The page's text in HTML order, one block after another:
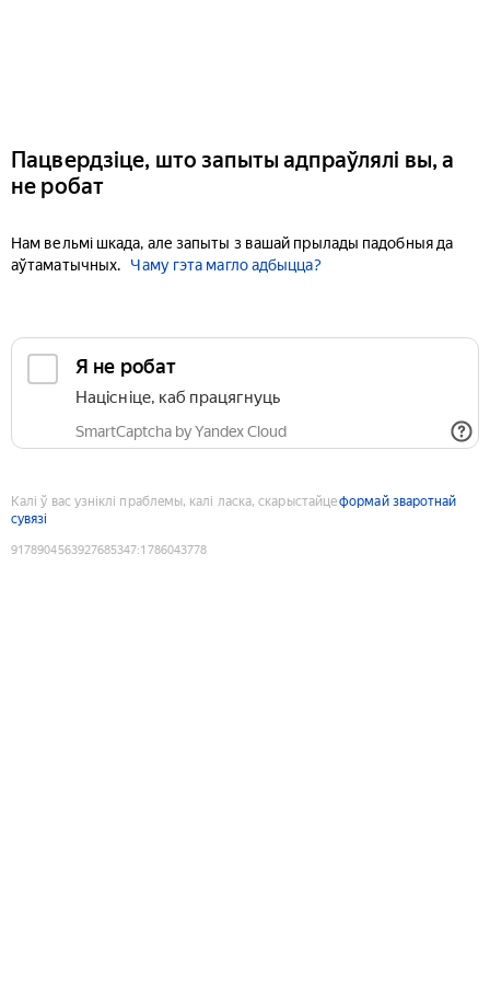
Пацвердзіце, што запыты адпраўлялі вы, а
не робат
Нам вельмі шкада, але запыты з вашай прылады падобныя да
аўтаматычных.
Чаму гэта магло адбыцца?
Я не робат
Націсніце, каб працягнуць
SmartCaptcha by Yandex Cloud
Калі ў вас узніклі праблемы, калі ласка, скарыстайцеформай зваротнай
сувязі
9178904563927685347:1786043778